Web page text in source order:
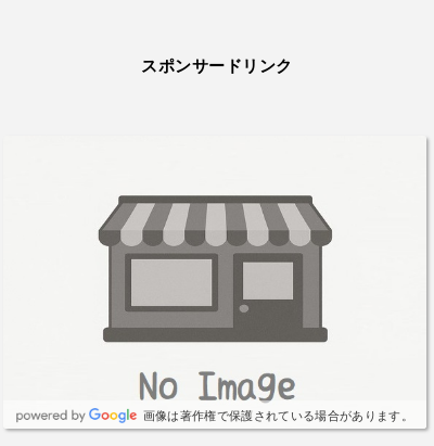
スポンサードリンク
画像は著作権で保護されている場合があります。